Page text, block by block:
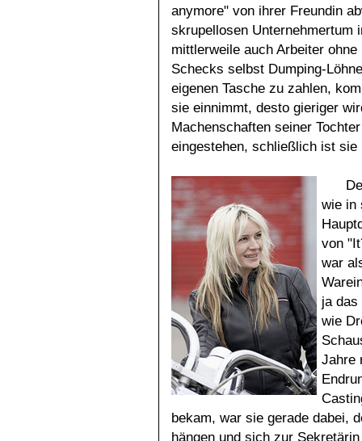
anymore" von ihrer Freundin
skrupellosen Unternehmertum
mittlerweile auch Arbeiter
Schecks selbst Dumping-
eigenen Tasche zu zahlen,
sie einnimmt, desto gieriger
Machenschaften seiner
eingestehen, schließlich ist
wie in
von
war
ja das
wie
Jahre
bekam, war sie gerade dabei,
hängen und sich zur